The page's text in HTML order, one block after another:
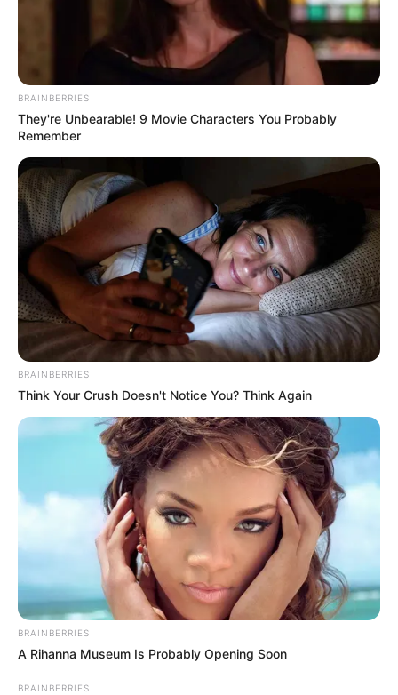
BRAINBERRIES
They're Unbearable! 9 Movie Characters You Probably
Remember
BRAINBERRIES
Think Your Crush Doesn't Notice You? Think Again
BRAINBERRIES
A Rihanna Museum Is Probably Opening Soon
BRAINBERRIES